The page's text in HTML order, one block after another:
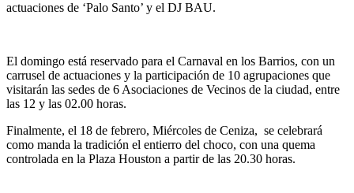
actuaciones de ‘Palo Santo’ y el DJ BAU.
El domingo está reservado para el Carnaval en los Barrios, con un
carrusel de actuaciones y la participación de 10 agrupaciones que
visitarán las sedes de 6 Asociaciones de Vecinos de la ciudad, entre
las 12 y las 02.00 horas.
Finalmente, el 18 de febrero, Miércoles de Ceniza, se celebrará
como manda la tradición el entierro del choco, con una quema
controlada en la Plaza Houston a partir de las 20.30 horas.